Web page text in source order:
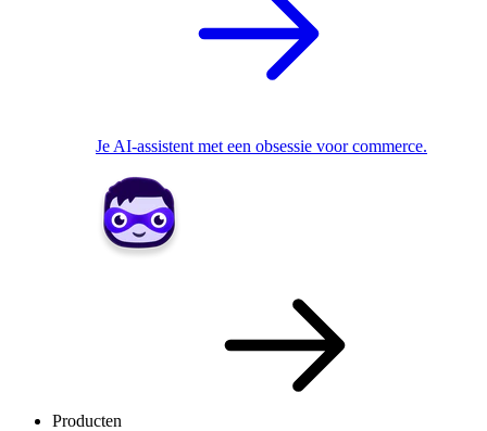
Je AI-assistent met een obsessie voor commerce.
Producten